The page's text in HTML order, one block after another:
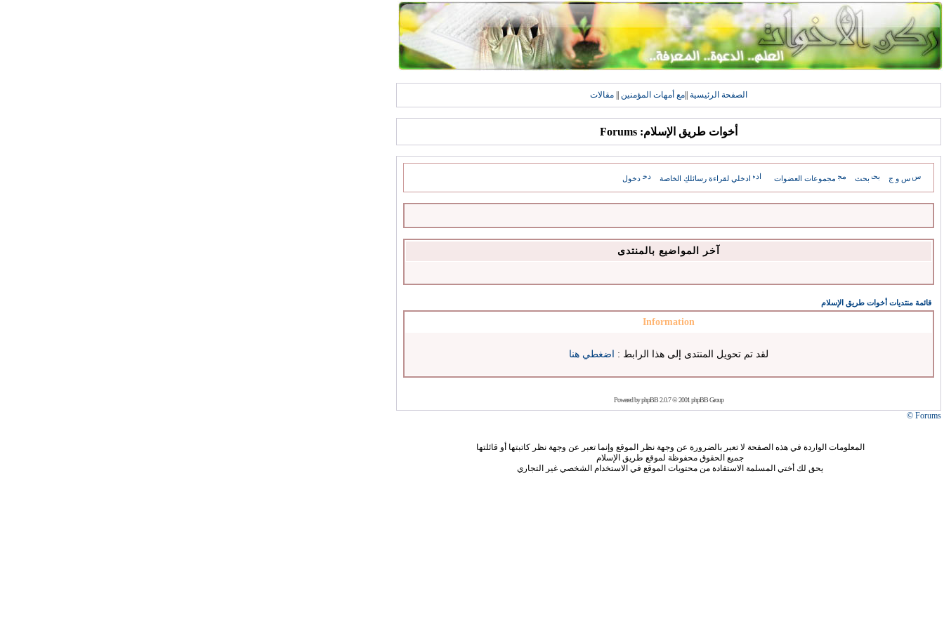
الصفحة الرئيسية مع أمهات المؤمنين مقالات
أخوات طريق الإسلام: Forums
س و ج بحث مجموعات العضوات ادخلي لقراءة رسائلكِ الخاصة دخول
آخر المواضيع بالمنتدى
قائمة منتديات أخوات طريق الإسلام
Information
لقد تم تحويل المنتدى إلى هذا الرابط : اضغطي هنا
Powered byphpBB2.0.7 © 2001 phpBB Group
Forums ©
المعلومات الواردة في هذه الصفحة لا تعبر بالضرورة عن وجهة نظر الموقع وإنما تعبر عن وجهة نظر كاتبتها أو قائلتها
جميع الحقوق محفوظة لموقع طريق الإسلام
يحق لك أختي المسلمة الاستفادة من محتويات الموقع في الاستخدام الشخصي غير التجاري